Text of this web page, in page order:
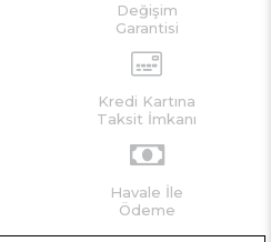
Değişim
Garantisi
Kredi Kartına
Taksit İmkanı
Havale İle
Ödeme